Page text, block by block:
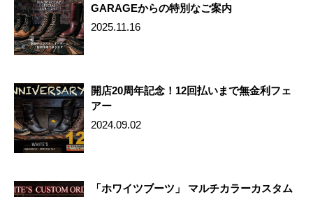
GARAGEからの特別なご案内
2025.11.16
開店20周年記念！12回払いまで無金利フェ
アー
2024.09.02
「ホワイツブーツ」 マルチカラーカスタム